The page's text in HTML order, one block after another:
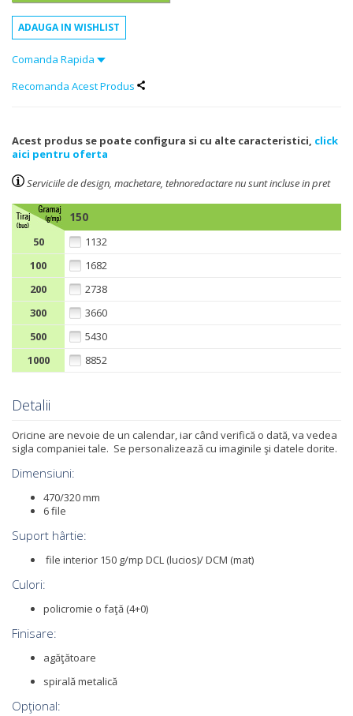
Comanda Rapida
Recomanda Acest Produs
Acest produs se poate configura si cu alte caracteristici, click
aici pentru oferta
Serviciile de design, machetare, tehnoredactare nu sunt incluse in pret
150
50
1132
100
1682
200
2738
300
3660
500
5430
1000
8852
Detalii
Oricine are nevoie de un calendar, iar când verifică o dată, va vedea
sigla companiei tale. Se personalizează cu imaginile şi datele dorite.
Dimensiuni:
470/320 mm
6 file
Suport hârtie:
file interior 150 g/mp DCL (lucios)/ DCM (mat)
Culori:
policromie o faţă (4+0)
Finisare:
agăţătoare
spirală metalică
Opţional: